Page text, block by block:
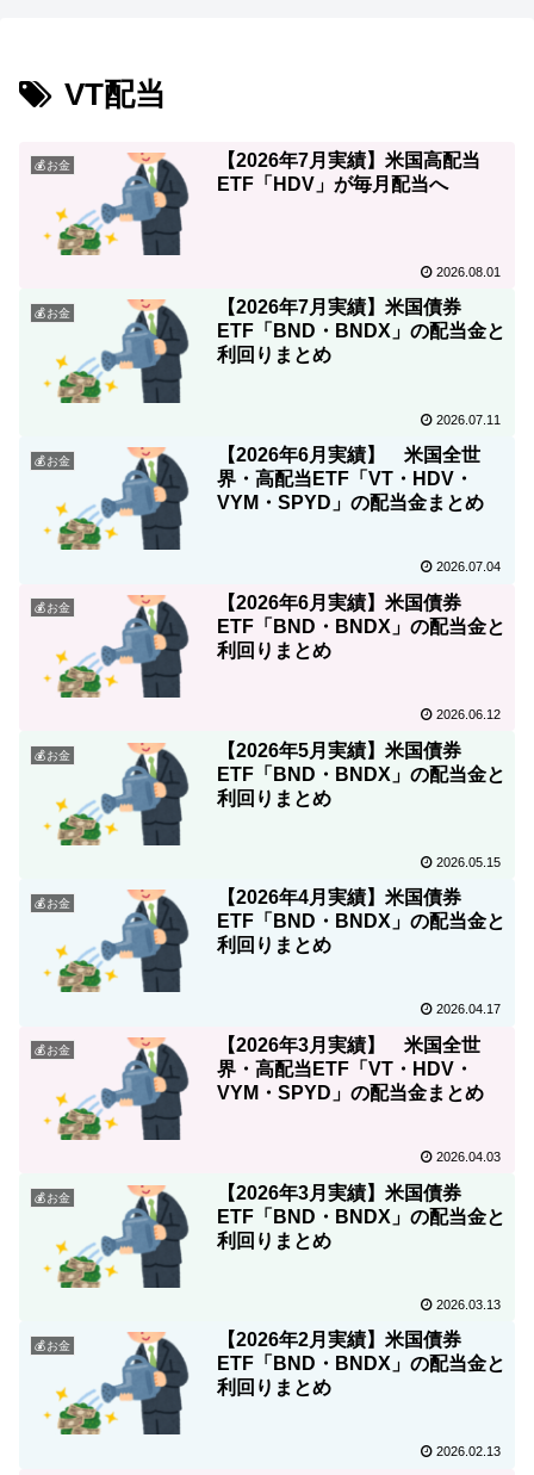
VT配当
💰お金
【2026年7月実績】米国高配当
ETF「HDV」が毎月配当へ
2026.08.01
💰お金
【2026年7月実績】米国債券
ETF「BND・BNDX」の配当金と
利回りまとめ
2026.07.11
💰お金
【2026年6月実績】 米国全世
界・高配当ETF「VT・HDV・
VYM・SPYD」の配当金まとめ
2026.07.04
💰お金
【2026年6月実績】米国債券
ETF「BND・BNDX」の配当金と
利回りまとめ
2026.06.12
💰お金
【2026年5月実績】米国債券
ETF「BND・BNDX」の配当金と
利回りまとめ
2026.05.15
💰お金
【2026年4月実績】米国債券
ETF「BND・BNDX」の配当金と
利回りまとめ
2026.04.17
💰お金
【2026年3月実績】 米国全世
界・高配当ETF「VT・HDV・
VYM・SPYD」の配当金まとめ
2026.04.03
💰お金
【2026年3月実績】米国債券
ETF「BND・BNDX」の配当金と
利回りまとめ
2026.03.13
💰お金
【2026年2月実績】米国債券
ETF「BND・BNDX」の配当金と
利回りまとめ
2026.02.13